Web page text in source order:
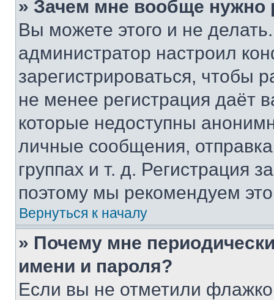
» Зачем мне вообще нужно
Вы можете этого и не
администратор настроил
зарегистрироваться, чтобы
не менее регистрация даёт
которые недоступны
личные сообщения,
группах и т. д. Регистрация
поэтому мы рекомендуем
Вернуться к началу
» Почему мне
имени и пароля?
Если вы не отметили